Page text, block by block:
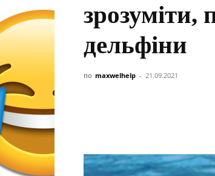
зрозуміти,
дельфіни
по maxwelhelp - 21.09.2021